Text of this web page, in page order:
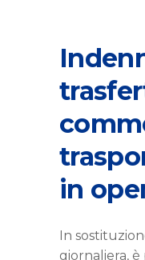
in
In
giornaliera,